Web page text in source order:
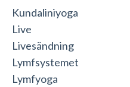
Kundaliniyoga
Live
Livesändning
Lymfsystemet
Lymfyoga